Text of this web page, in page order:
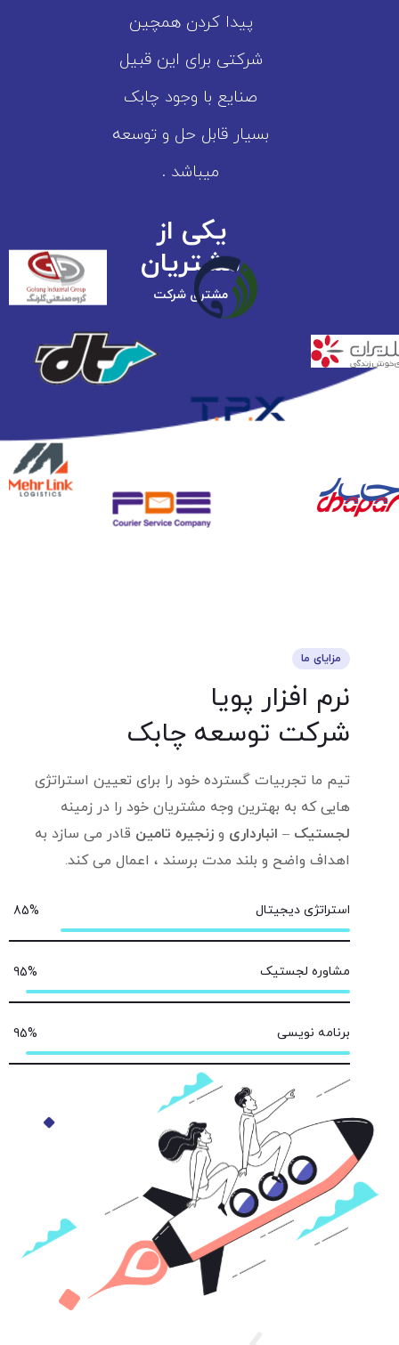
پیدا کردن همچین
شرکتی برای این قبیل
صنایع با وجود چابک
بسیار قابل حل و توسعه
میباشد .
یکی از
مشتریان
مشتری شرکت
مزایای ما
نرم افزار پویا
شرکت توسعه چابک
تیم ما تجربیات گسترده خود را برای تعیین استراتژی
هایی که به بهترین وجه مشتریان خود را در زمینه
لجستیک – انبارداری و زنجیره تامین قادر می سازد به
اهداف واضح و بلند مدت برسند ، اعمال می کند.
استراتژی دیجیتال 85%
مشاوره لجستیک 95%
برنامه نویسی 95%